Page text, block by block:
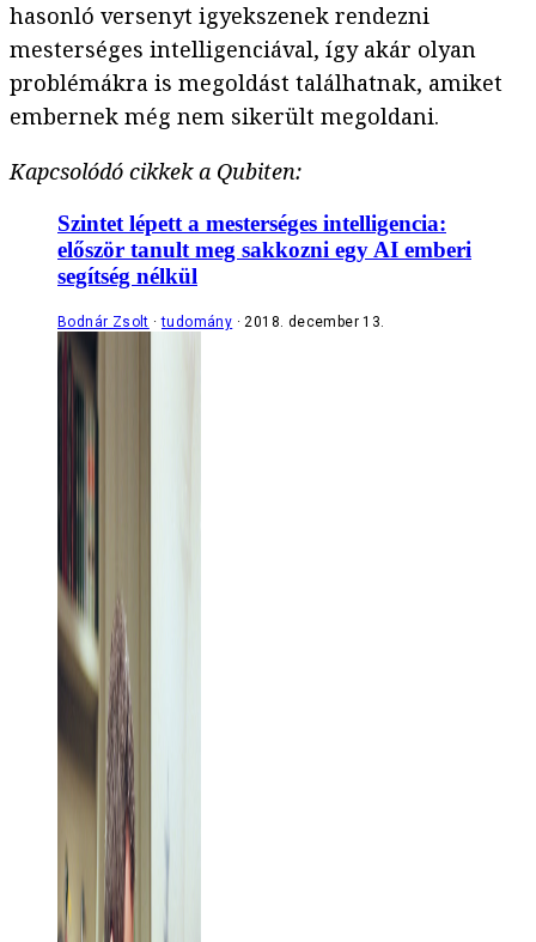
hasonló versenyt igyekszenek rendezni
mesterséges intelligenciával, így akár olyan
problémákra is megoldást találhatnak, amiket
embernek még nem sikerült megoldani.
Kapcsolódó cikkek a Qubiten:
Szintet lépett a mesterséges intelligencia:
először tanult meg sakkozni egy AI emberi
segítség nélkül
Bodnár Zsolt tudomány 2018. december 13.